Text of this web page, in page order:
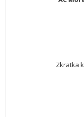
Zkratka